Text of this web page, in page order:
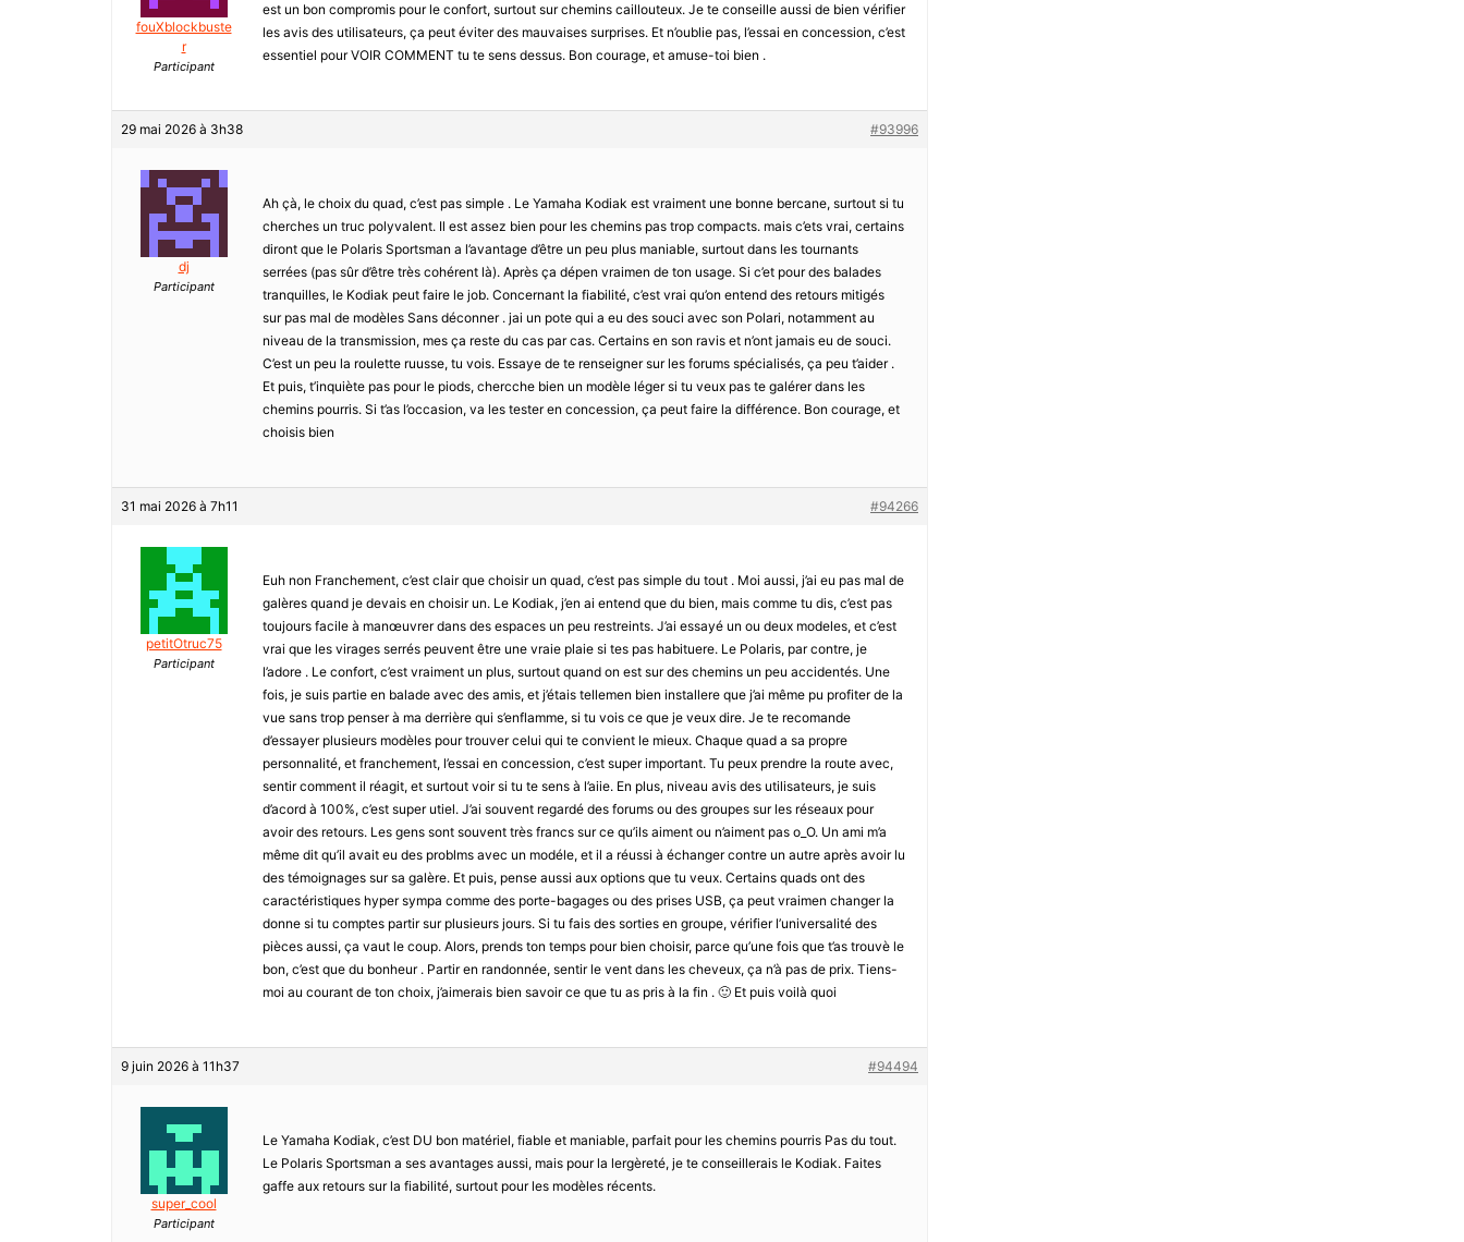
fouXblockbuste
r
Participant
est un bon compromis pour le confort, surtout sur chemins caillouteux. Je te conseille aussi de bien vérifier
les avis des utilisateurs, ça peut éviter des mauvaises surprises. Et n’oublie pas, l’essai en concession, c’est
essentiel pour VOIR COMMENT tu te sens dessus. Bon courage, et amuse-toi bien .
29 mai 2026 à 3h38 #93996
dj
Participant
Ah çà, le choix du quad, c’est pas simple . Le Yamaha Kodiak est vraiment une bonne bercane, surtout si tu
cherches un truc polyvalent. Il est assez bien pour les chemins pas trop compacts. mais c’ets vrai, certains
diront que le Polaris Sportsman a l’avantage d’être un peu plus maniable, surtout dans les tournants
serrées (pas sûr d’être très cohérent là). Après ça dépen vraimen de ton usage. Si c’et pour des balades
tranquilles, le Kodiak peut faire le job. Concernant la fiabilité, c’est vrai qu’on entend des retours mitigés
sur pas mal de modèles Sans déconner . jai un pote qui a eu des souci avec son Polari, notamment au
niveau de la transmission, mes ça reste du cas par cas. Certains en son ravis et n’ont jamais eu de souci.
C’est un peu la roulette ruusse, tu vois. Essaye de te renseigner sur les forums spécialisés, ça peu t’aider .
Et puis, t’inquiète pas pour le piods, chercche bien un modèle léger si tu veux pas te galérer dans les
chemins pourris. Si t’as l’occasion, va les tester en concession, ça peut faire la différence. Bon courage, et
choisis bien
31 mai 2026 à 7h11 #94266
petitOtruc75
Participant
Euh non Franchement, c’est clair que choisir un quad, c’est pas simple du tout . Moi aussi, j’ai eu pas mal de
galères quand je devais en choisir un. Le Kodiak, j’en ai entend que du bien, mais comme tu dis, c’est pas
toujours facile à manœuvrer dans des espaces un peu restreints. J’ai essayé un ou deux modeles, et c’est
vrai que les virages serrés peuvent être une vraie plaie si tes pas habituere. Le Polaris, par contre, je
l’adore . Le confort, c’est vraiment un plus, surtout quand on est sur des chemins un peu accidentés. Une
fois, je suis partie en balade avec des amis, et j’étais tellemen bien installere que j’ai même pu profiter de la
vue sans trop penser à ma derrière qui s’enflamme, si tu vois ce que je veux dire. Je te recomande
d’essayer plusieurs modèles pour trouver celui qui te convient le mieux. Chaque quad a sa propre
personnalité, et franchement, l’essai en concession, c’est super important. Tu peux prendre la route avec,
sentir comment il réagit, et surtout voir si tu te sens à l’aiie. En plus, niveau avis des utilisateurs, je suis
d’acord à 100%, c’est super utiel. J’ai souvent regardé des forums ou des groupes sur les réseaux pour
avoir des retours. Les gens sont souvent très francs sur ce qu’ils aiment ou n’aiment pas o_O. Un ami m’a
même dit qu’il avait eu des problms avec un modéle, et il a réussi à échanger contre un autre après avoir lu
des témoignages sur sa galère. Et puis, pense aussi aux options que tu veux. Certains quads ont des
caractéristiques hyper sympa comme des porte-bagages ou des prises USB, ça peut vraimen changer la
donne si tu comptes partir sur plusieurs jours. Si tu fais des sorties en groupe, vérifier l’universalité des
pièces aussi, ça vaut le coup. Alors, prends ton temps pour bien choisir, parce qu’une fois que t’as trouvè le
bon, c’est que du bonheur . Partir en randonnée, sentir le vent dans les cheveux, ça n’à pas de prix. Tiens-
moi au courant de ton choix, j’aimerais bien savoir ce que tu as pris à la fin . 🙂 Et puis voilà quoi
9 juin 2026 à 11h37 #94494
super_cool
Participant
Le Yamaha Kodiak, c’est DU bon matériel, fiable et maniable, parfait pour les chemins pourris Pas du tout.
Le Polaris Sportsman a ses avantages aussi, mais pour la lergèreté, je te conseillerais le Kodiak. Faites
gaffe aux retours sur la fiabilité, surtout pour les modèles récents.